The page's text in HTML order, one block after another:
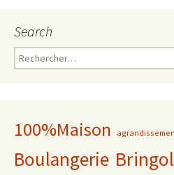
Search
Rechercher :
100%Maison
Boulangerie